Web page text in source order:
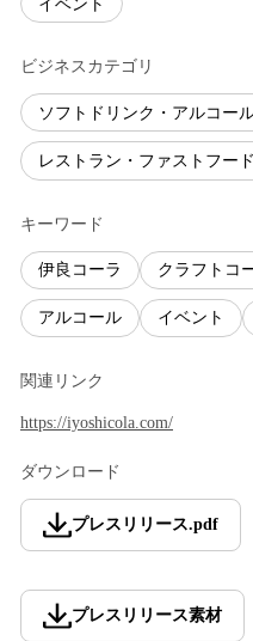
イベント
ビジネスカテゴリ
ソフトドリンク・アルコー
レストラン・ファストフー
キーワード
伊良コーラ クラフトコ
アルコール イベント
関連リンク
https://iyoshicola.com/
ダウンロード
プレスリリース.pdf
プレスリリース素材